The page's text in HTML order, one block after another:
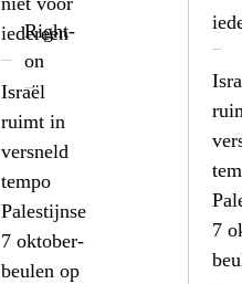
iedereen
Israël
ruimt in
versneld
tempo
Palestijnse
7 oktober-
beulen op
Right-
on
7